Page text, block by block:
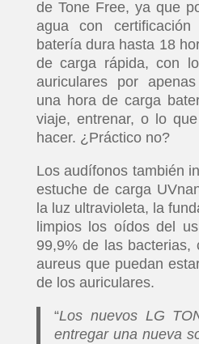
de Tone Free, ya que
agua con
batería dura hasta 18
de carga rápida, con
auriculares por
una hora de carga
viaje, entrenar, o lo
hacer. ¿Práctico no?
Los audífonos también
estuche de carga
la luz ultravioleta, la
limpios los oídos del
99,9% de las
aureus que puedan
de los auriculares.
“Los nuevos LG
entregar una nueva